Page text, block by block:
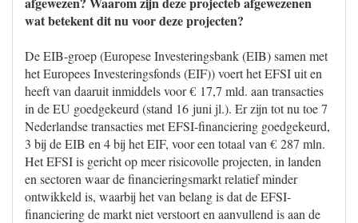
wat betekent dit nu voor deze projecten?
De EIB-groep (Europese Investeringsbank (EIB) samen met
het Europees Investeringsfonds (EIF)) voert het EFSI uit en
heeft van daaruit inmiddels voor € 17,7 mld. aan transacties
in de EU goedgekeurd (stand 16 juni jl.). Er zijn tot nu toe 7
Nederlandse transacties met EFSI-financiering goedgekeurd,
3 bij de EIB en 4 bij het EIF, voor een totaal van € 287 mln.
Het EFSI is gericht op meer risicovolle projecten, in landen
en sectoren waar de financieringsmarkt relatief minder
ontwikkeld is, waarbij het van belang is dat de EFSI-
financiering de markt niet verstoort en aanvullend is aan de